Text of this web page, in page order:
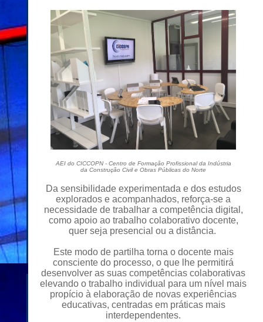
AEI do CICCOPN - Centro de Formação Profissional da Indústria
da Construção Civil e Obras Públicas do Norte
Da sensibilidade experimentada e dos estudos
explorados e acompanhados, reforça-se a
necessidade de trabalhar a competência digital,
como apoio ao trabalho colaborativo docente,
quer seja presencial ou a distância.
Este modo de partilha torna o docente mais
consciente do processo, o que lhe permitirá
desenvolver as suas competências colaborativas
elevando o trabalho individual para um nível mais
propício à elaboração de novas experiências
educativas, centradas em práticas mais
interdependentes.